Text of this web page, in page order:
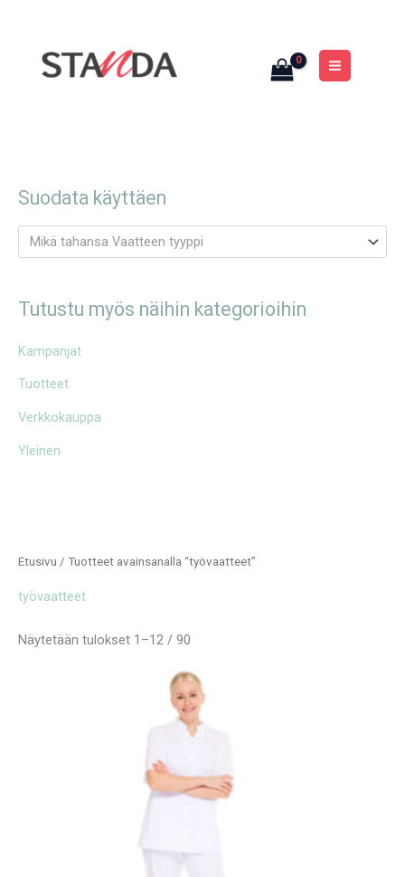
sisältöön
MENU
Suodata käyttäen
Mikä tahansa Vaatteen tyyppi
Tutustu myös näihin kategorioihin
Kampanjat
Tuotteet
Verkkokauppa
Yleinen
Etusivu / Tuotteet avainsanalla “työvaatteet”
työvaatteet
Näytetään tulokset 1–12 / 90